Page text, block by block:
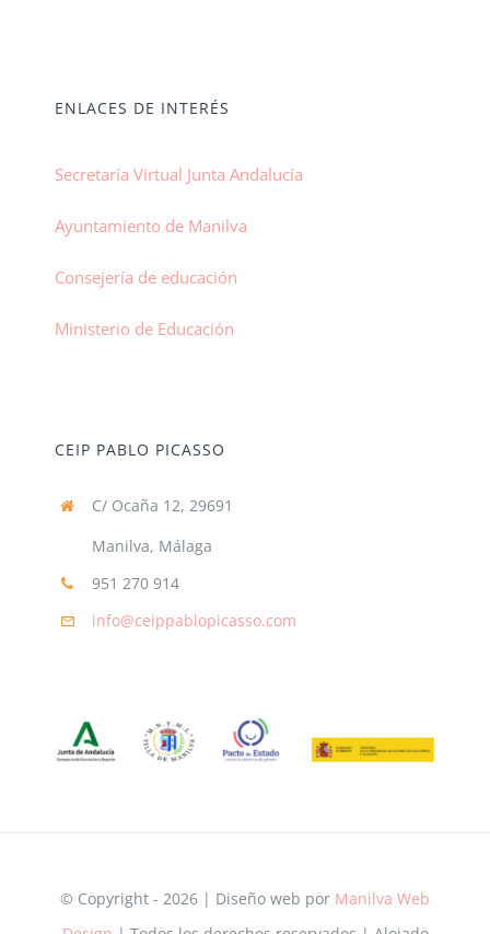
ENLACES DE INTERÉS
Secretaría Virtual Junta Andalucía
Ayuntamiento de Manilva
Consejería de educación
Ministerio de Educación
CEIP PABLO PICASSO
C/ Ocaña 12, 29691
Manilva, Málaga
951 270 914
info@ceippablopicasso.com
© Copyright - 2026 | Diseño web por Manilva Web